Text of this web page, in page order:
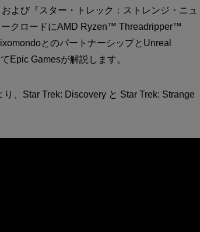
よび『スター・トレック：ストレンジ・ニュ
クロードにAMD Ryzen™ Threadripper™
とのパートナーシップとUnreal
Epic Gamesが解説します。
、Star Trek: Discovery と Star Trek: Strange